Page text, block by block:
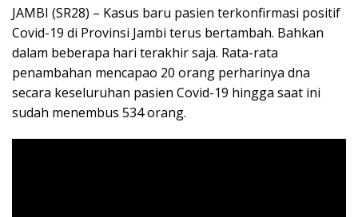
JAMBI (SR28) – Kasus baru pasien terkonfirmasi positif
Covid-19 di Provinsi Jambi terus bertambah. Bahkan
dalam beberapa hari terakhir saja. Rata-rata
penambahan mencapao 20 orang perharinya dna
secara keseluruhan pasien Covid-19 hingga saat ini
sudah menembus 534 orang.